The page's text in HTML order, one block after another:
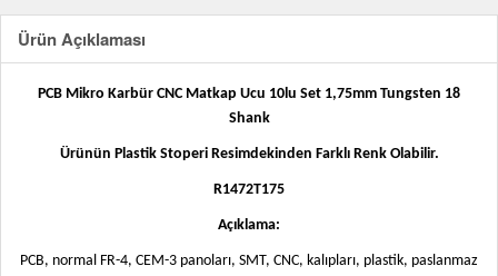
Ürün Açıklaması
PCB Mikro Karbür CNC Matkap Ucu 10lu Set 1,75mm Tungsten 18
Shank
Ürünün Plastik Stoperi Resimdekinden Farklı Renk Olabilir.
R1472T175
Açıklama:
PCB, normal FR-4, CEM-3 panoları, SMT, CNC, kalıpları, plastik, paslanmaz